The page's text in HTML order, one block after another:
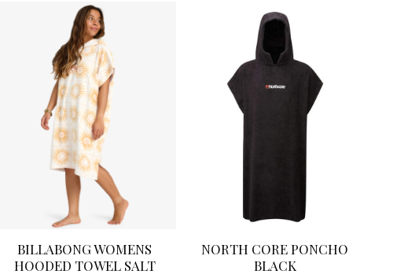
BILLABONG WOMENS
HOODED TOWEL SALT
NORTH CORE PONCHO
BLACK